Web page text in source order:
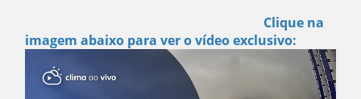
Clique na
imagem abaixo para ver o vídeo exclusivo: